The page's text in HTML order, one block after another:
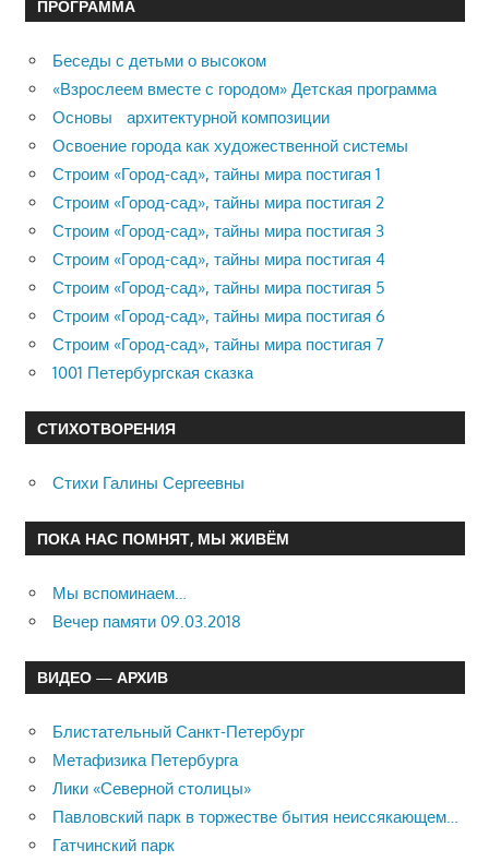
ПРОГРАММА
Беседы с детьми о высоком
«Взрослеем вместе с городом» Детская программа
Основы архитектурной композиции
Освоение города как художественной системы
Строим «Город-сад», тайны мира постигая 1
Строим «Город-сад», тайны мира постигая 2
Строим «Город-сад», тайны мира постигая 3
Строим «Город-сад», тайны мира постигая 4
Строим «Город-сад», тайны мира постигая 5
Строим «Город-сад», тайны мира постигая 6
Строим «Город-сад», тайны мира постигая 7
1001 Петербургская сказка
СТИХОТВОРЕНИЯ
Стихи Галины Сергеевны
ПОКА НАС ПОМНЯТ, МЫ ЖИВЁМ
Мы вспоминаем…
Вечер памяти 09.03.2018
ВИДЕО — АРХИВ
Блистательный Санкт-Петербург
Метафизика Петербурга
Лики «Северной столицы»
Павловский парк в торжестве бытия неиссякающем…
Гатчинский парк